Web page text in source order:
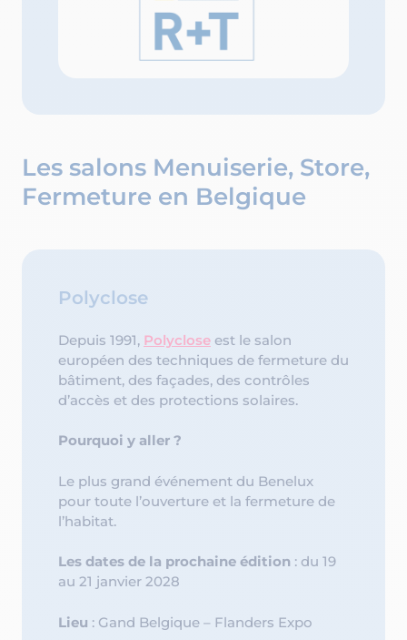
Les salons Menuiserie, Store,
Fermeture en Belgique
Polyclose
Depuis 1991, Polyclose est le salon
européen des techniques de fermeture du
bâtiment, des façades, des contrôles
d’accès et des protections solaires.
Pourquoi y aller ?
Le plus grand événement du Benelux
pour toute l’ouverture et la fermeture de
l’habitat.
Les dates de la prochaine édition : du 19
au 21 janvier 2028
Lieu : Gand Belgique – Flanders Expo